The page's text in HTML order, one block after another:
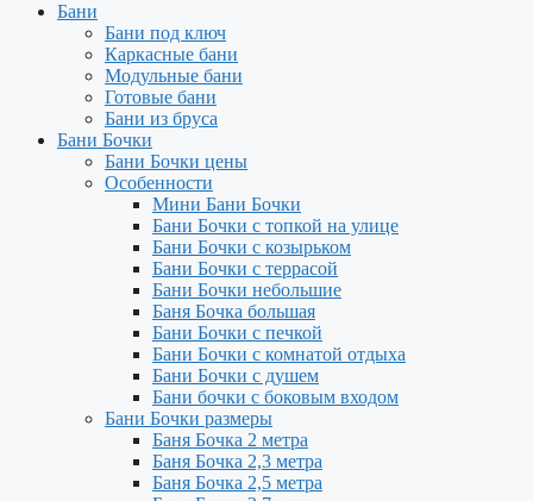
Бани
Бани под ключ
Каркасные бани
Модульные бани
Готовые бани
Бани из бруса
Бани Бочки
Бани Бочки цены
Особенности
Мини Бани Бочки
Бани Бочки с топкой на улице
Бани Бочки с козырьком
Бани Бочки с террасой
Бани Бочки небольшие
Баня Бочка большая
Бани Бочки с печкой
Бани Бочки с комнатой отдыха
Бани Бочки с душем
Бани бочки с боковым входом
Бани Бочки размеры
Баня Бочка 2 метра
Баня Бочка 2,3 метра
Баня Бочка 2,5 метра